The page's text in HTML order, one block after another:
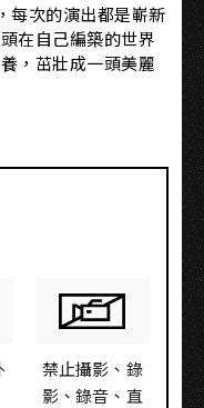
每次的演出都是嶄新
在自己編築的世界
，茁壯成一頭美麗
禁止攝影、錄
影、錄音、直